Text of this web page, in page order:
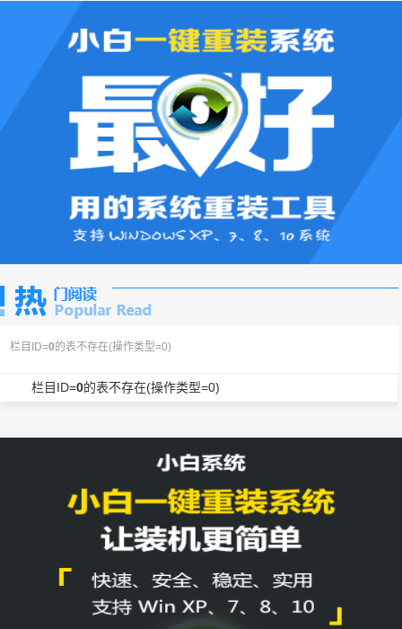
栏目ID=0 的表不存在(操作类型=0)
栏目ID=0的表不存在(操作类型=0)